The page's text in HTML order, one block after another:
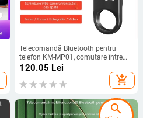
Telecomandă Bluetooth pentru
telefon KM-MP01, comutare între
camera frontală și cea din spate,
zoom pentru selfie, schimbarea
paginilor (Brand: Kingma/Jinma;
Material: ABS)
120.05 Lei
add_shopping_cart
search